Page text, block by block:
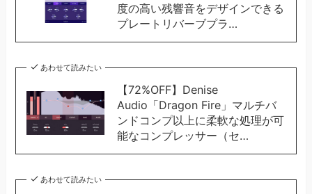
度の高い残響音をデザインできる
プレートリバーブプラ…
あわせて読みたい
【72%OFF】Denise
Audio「Dragon Fire」マルチバ
ンドコンプ以上に柔軟な処理が可
能なコンプレッサー（セ…
あわせて読みたい